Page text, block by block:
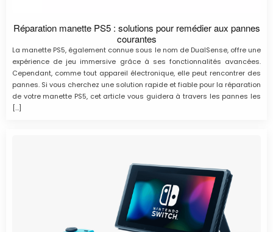
Réparation manette PS5 : solutions pour remédier aux pannes
courantes
La manette PS5, également connue sous le nom de DualSense, offre une
expérience de jeu immersive grâce à ses fonctionnalités avancées.
Cependant, comme tout appareil électronique, elle peut rencontrer des
pannes. Si vous cherchez une solution rapide et fiable pour la réparation
de votre manette PS5, cet article vous guidera à travers les pannes les
[…]